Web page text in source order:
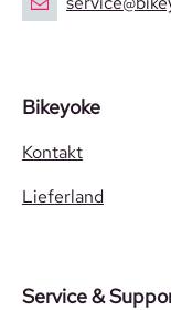
Bikeyoke
Kontakt
Lieferland
Service &